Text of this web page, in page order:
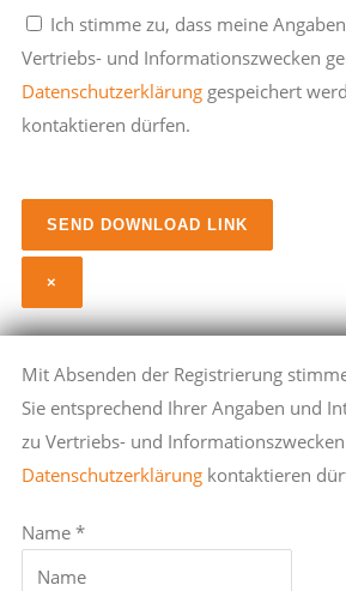
Ich stimme zu, dass meine
Vertriebs- und Informationszwecken
Datenschutzerklärung gespeichert
kontaktieren dürfen.
×
Mit Absenden der Registrierung
Sie entsprechend Ihrer Angaben und
zu Vertriebs- und
Datenschutzerklärung kontaktieren
Name *